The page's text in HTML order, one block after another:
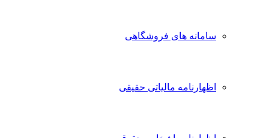
سامانه های فروشگاهی
اظهارنامه مالیاتی حقیقی